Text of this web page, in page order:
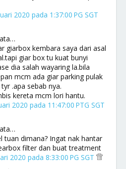
2020 pada 1:37:00 PG SGT
giarbox kembara saya dari asal
giar box tu kuat bunyi
dia salah wayaring la.bila
mcm ada giar parking pulak
.apa sebab nya.
kereta mcm lori hantu.
2020 pada 11:47:00 PTG SGT
tuan dimana? Ingat nak hantar
filter dan buat treatment
2020 pada 8:33:00 PG SGT